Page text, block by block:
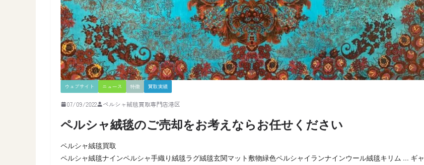
ウェブサイト ニュース 特徴 買取実績
07/09/2022 ペルシャ絨毯買取専門店港区
ペルシャ絨毯のご売却をお考えならお任せください
ペルシャ絨毯買取
ペルシャ絨毯ナインペルシャ手織り絨毯ラグ絨毯玄関マット敷物緑色ペルシャイランナインウール絨毯キリム … ギャ